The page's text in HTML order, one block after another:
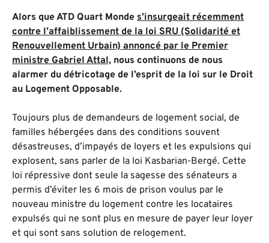
Alors que ATD Quart Monde s’insurgeait récemment
contre l’affaiblissement de la loi SRU (Solidarité et
Renouvellement Urbain) annoncé par le Premier
ministre Gabriel Attal, nous continuons de nous
alarmer du détricotage de l’esprit de la loi sur le Droit
au Logement Opposable.
Toujours plus de demandeurs de logement social, de
familles hébergées dans des conditions souvent
désastreuses, d’impayés de loyers et les expulsions qui
explosent, sans parler de la loi Kasbarian-Bergé. Cette
loi répressive dont seule la sagesse des sénateurs a
permis d’éviter les 6 mois de prison voulus par le
nouveau ministre du logement contre les locataires
expulsés qui ne sont plus en mesure de payer leur loyer
et qui sont sans solution de relogement.